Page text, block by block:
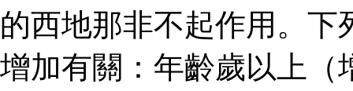
的西地那非不起作用。
增加有關：年齡歲以上（